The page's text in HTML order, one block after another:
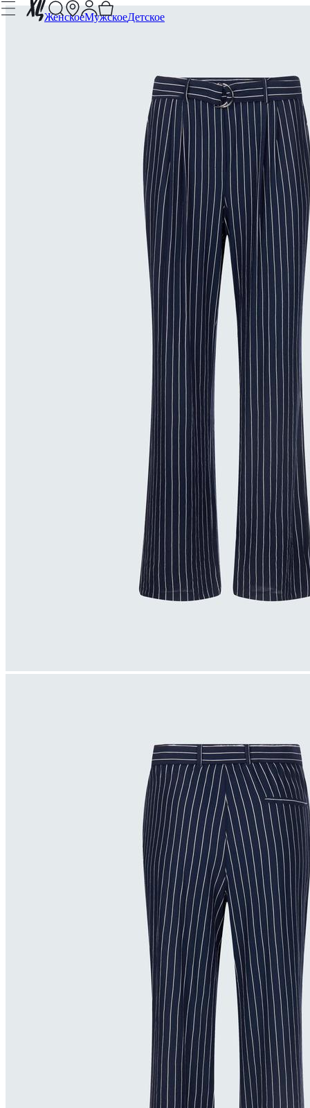
ЖенскоеМужскоеДетское